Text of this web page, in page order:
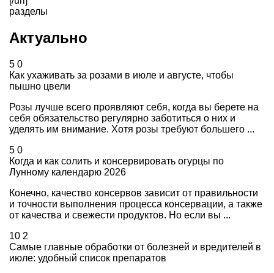
разделы
Актуально
5 0
Как ухаживать за розами в июле и августе, чтобы
пышно цвели
Розы лучше всего проявляют себя, когда вы берете на
себя обязательство регулярно заботиться о них и
уделять им внимание. Хотя розы требуют большего ...
5 0
Когда и как солить и консервировать огурцы по
Лунному календарю 2026
Конечно, качество консервов зависит от правильности
и точности выполнения процесса консервации, а также
от качества и свежести продуктов. Но если вы ...
10 2
Самые главные обработки от болезней и вредителей в
июле: удобный список препаратов